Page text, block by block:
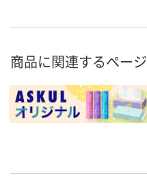
商品に関連するページ